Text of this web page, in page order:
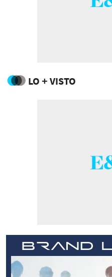
LO + VISTO